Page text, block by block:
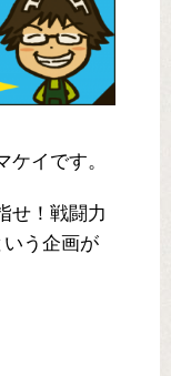
イです。
せ！戦闘力
いう企画が